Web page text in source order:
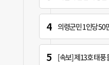
의령군민 1인당 50
[속보] 제13호 태풍 돌핀 경로